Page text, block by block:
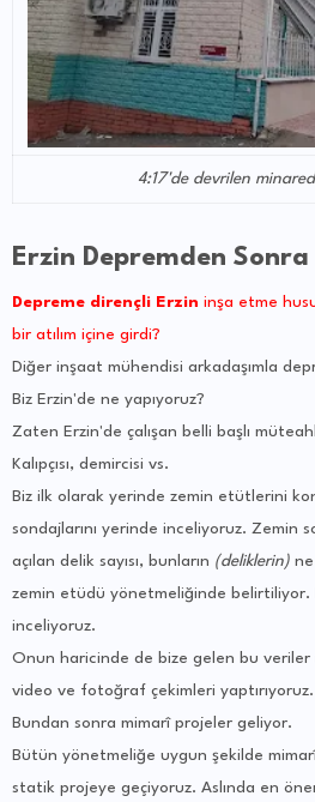
4:17'de devrilen
Erzin Depremden Sonra
Depreme dirençli Erzin inşa etme
bir atılım içine girdi?
Diğer inşaat mühendisi arkadaşımla
Biz Erzin'de ne yapıyoruz?
Zaten Erzin'de çalışan belli başlı
Kalıpçısı, demircisi vs.
Biz ilk olarak yerinde zemin etütlerini
sondajlarını yerinde inceliyoruz. Zemin
açılan delik sayısı, bunların (deliklerin)
zemin etüdü yönetmeliğinde belirtiliyor.
inceliyoruz.
Onun haricinde de bize gelen bu veriler
video ve fotoğraf çekimleri yaptırıyoruz.
Bundan sonra mimarî projeler geliyor.
Bütün yönetmeliğe uygun şekilde
statik projeye geçiyoruz. Aslında en